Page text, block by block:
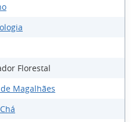
Florestal
Magalhães